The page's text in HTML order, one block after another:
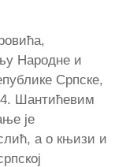
Народне и
Српске,
Шантићевим
је
а о књизи и